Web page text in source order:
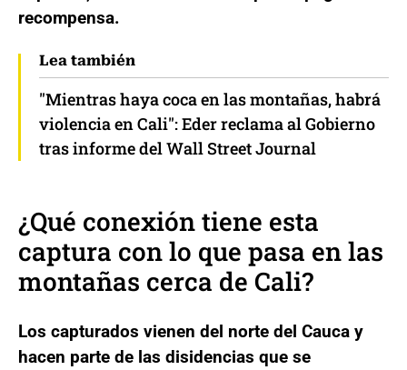
recompensa.
Lea también
"Mientras haya coca en las montañas, habrá
violencia en Cali": Eder reclama al Gobierno
tras informe del Wall Street Journal
¿Qué conexión tiene esta
captura con lo que pasa en las
montañas cerca de Cali?
Los capturados vienen del norte del Cauca y
hacen parte de las disidencias que se